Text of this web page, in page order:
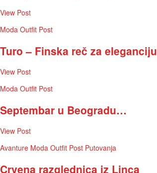
View Post
Moda Outfit Post
Turo – Finska reč za eleganciju
View Post
Moda Outfit Post
Septembar u Beogradu…
View Post
Avanture Moda Outfit Post Putovanja
Crvena razglednica iz Linca